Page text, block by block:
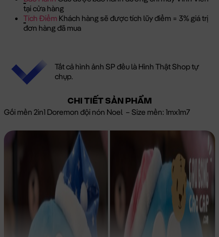
tại cửa hàng
Tích Điểm Khách hàng sẽ được tích lũy điểm = 3% giá trị
đơn hàng đã mua
Tất cả hình ảnh SP đều là Hình Thật Shop tự
chụp.
CHI TIẾT SẢN PHẨM
Gối mền 2in1 Doremon đội nón Noel – Size mền: 1mx1m7